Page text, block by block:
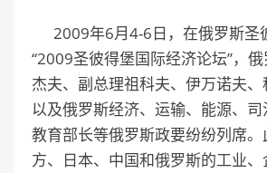
2009年6月4-6日，在俄罗斯圣
“2009圣彼得堡国际经济论坛”，
杰夫、副总理祖科夫、伊万诺夫、
以及俄罗斯经济、运输、能源、司
教育部长等俄罗斯政要纷纷列席
方、日本、中国和俄罗斯的工业